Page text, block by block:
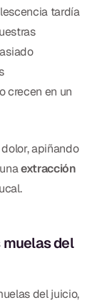
tardía
crecen en un
apiñando
extracción
muelas del
del juicio,